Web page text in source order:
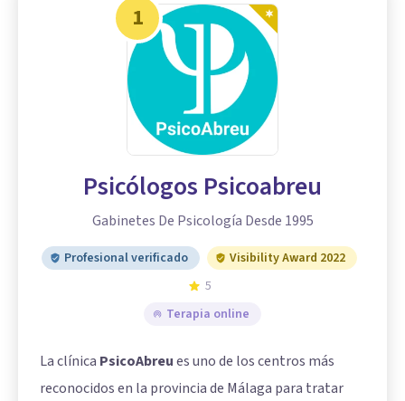
1
Psicólogos Psicoabreu
Gabinetes De Psicología Desde 1995
Profesional verificado
Visibility Award 2022
5
Terapia online
La clínica PsicoAbreues uno de los centros más
reconocidos en la provincia de Málaga para tratar